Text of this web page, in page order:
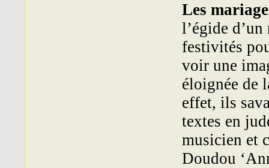
Les
l’égide
festivités
voir une
éloignée de
effet, ils
textes en
musicien et
Doudou